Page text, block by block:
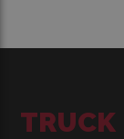
TRUCK